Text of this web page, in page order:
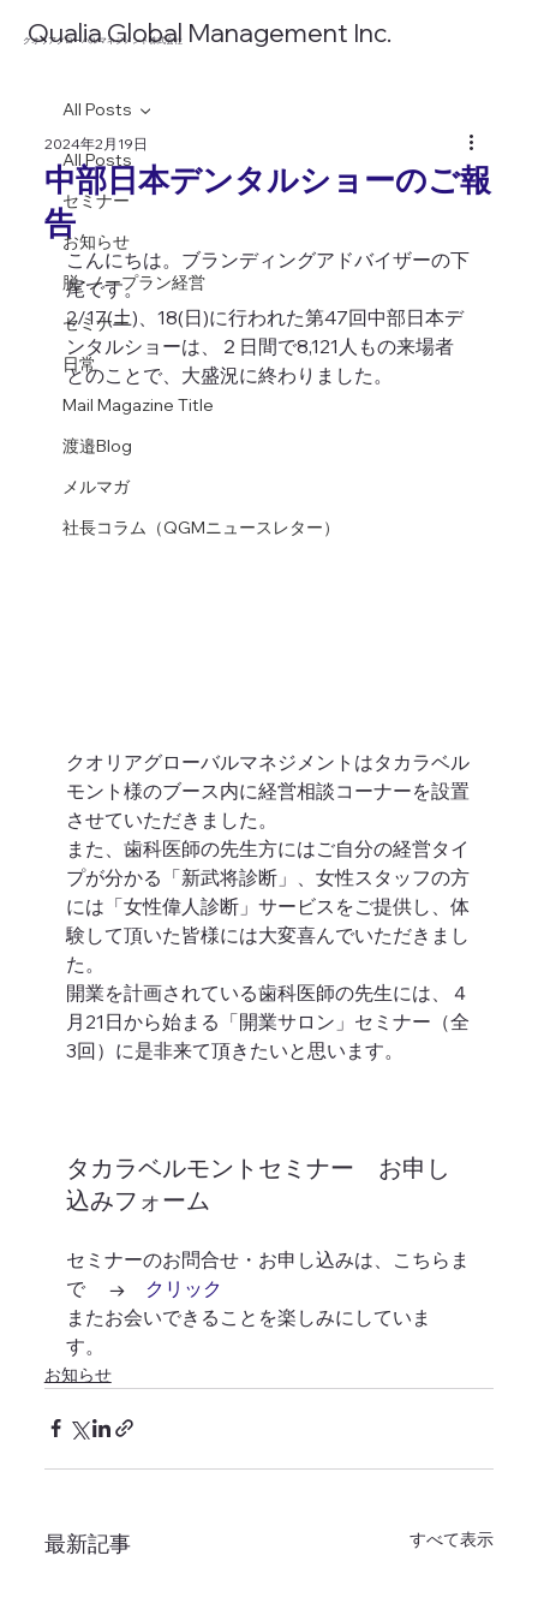
​クオリアグローバルマネジメント株式会社
​Qualia Global Management Inc.
All Posts
セミナー
お知らせ
脱･ノープラン経営
セミナー
日常
Mail Magazine Title
渡邉Blog
メルマガ
社長コラム（QGMニュースレター）
All Posts
中部日本デンタルショーのご報
告
2024年2月19日
こんにちは。ブランディングアドバイザーの下
尾です。
2/17(土)、18(日)に行われた第47回中部日本デ
ンタルショーは、２日間で8,121人もの来場者
とのことで、大盛況に終わりました。
クオリアグローバルマネジメントはタカラベル
モント様のブース内に経営相談コーナーを設置
させていただきました。
また、歯科医師の先生方にはご自分の経営タイ
プが分かる「新武将診断」、女性スタッフの方
には「女性偉人診断」サービスをご提供し、体
験して頂いた皆様には大変喜んでいただきまし
た。
開業を計画されている歯科医師の先生には、４
月21日から始まる「開業サロン」セミナー（全
3回）に是非来て頂きたいと思います。
タカラベルモントセミナー　お申し
込みフォーム
セミナーのお問合せ・お申し込みは、こちらま
で 　→
クリック
またお会いできることを楽しみにしていま
す。
お知らせ
最新記事 すべて表示